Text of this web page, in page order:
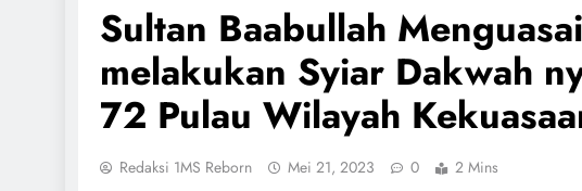
Sultan Baabullah
melakukan Syiar Dakwah
72 Pulau Wilayah
Redaksi 1MS Reborn Mei 21, 2023 0 2 Mins